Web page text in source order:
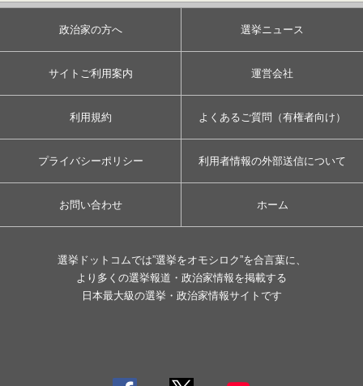
政治家の方へ 選挙ニュース
サイトご利用案内 運営会社
利用規約 よくあるご質問（有権者向け）
プライバシーポリシー 利用者情報の外部送信について
お問い合わせ ホーム
選挙ドットコムでは”選挙をオモシロク”を合言葉に、
より多くの選挙報道・政治家情報を掲載する
日本最大級の選挙・政治家情報サイトです